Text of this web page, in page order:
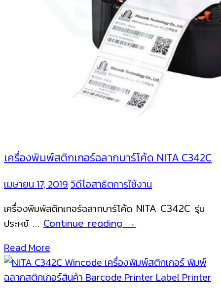
เครื่องพิมพ์สติกเกอร์ฉลากบาร์โค้ด NITA C342C
เมษายน 17, 2019วิดีโอสาธิตการใช้งาน
เครื่องพิมพ์สติกเกอร์ฉลากบาร์โค้ด NITA C342C รุ่น
ประหยั … Continue readingเครื่อง
ก
เกอร์
→
Read More